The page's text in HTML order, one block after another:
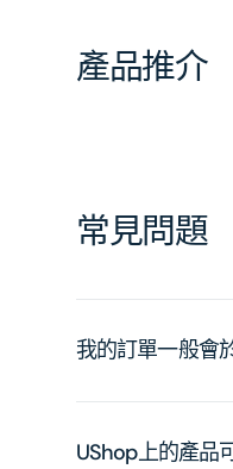
產品推介
常見問題
我的訂單一般會
UShop上的產品